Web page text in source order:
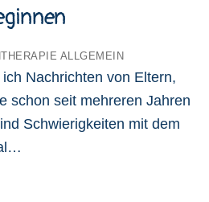
ALLGEMEIN
Nachrichten von Eltern,
schon seit mehreren Jahren
Schwierigkeiten mit dem